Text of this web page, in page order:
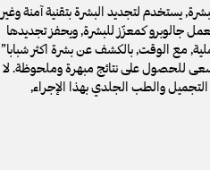
يستخدم لتجديد البشرة بتقنية آمنة وغير
جالوبرو كمعزّز للبشرة, ويحفز تجديدها
مع الوقت, بالكشف عن بشرة اكثر شبابا”
للحصول على نتائج مبهرة وملحوظة. لا
والطب الجلدي بهذا الإجراء,